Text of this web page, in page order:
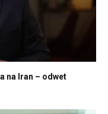
na Iran – odwet